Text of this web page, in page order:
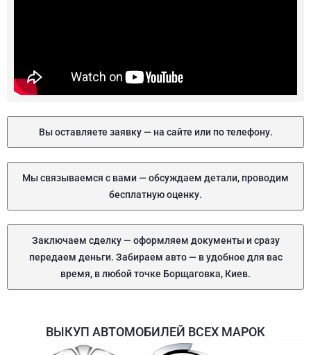
Вы оставляете заявку — на сайте или по телефону.
Мы связываемся с вами — обсуждаем детали, проводим
бесплатную оценку.
Заключаем сделку — оформляем документы и сразу
передаем деньги. Забираем авто — в удобное для вас
время, в любой точке Борщаговка, Киев.
ВЫКУП АВТОМОБИЛЕЙ ВСЕХ МАРОК